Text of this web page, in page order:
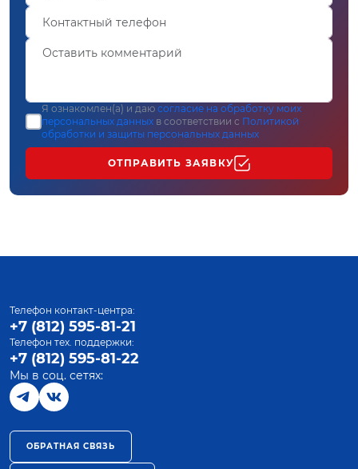
Я ознакомлен(а) и даю согласие на обработку моих
персональных данных в соответствии с Политикой
обработки и защиты персональных данных
ОТПРАВИТЬ ЗАЯВКУ
Телефон контакт-центра:
+7 (812) 595-81-21
Телефон тех. поддержки:
+7 (812) 595-81-22
Мы в соц. сетях:
ОБРАТНАЯ СВЯЗЬ